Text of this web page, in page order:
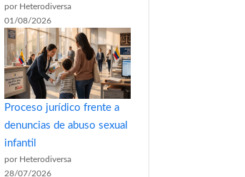
por Heterodiversa
01/08/2026
Proceso jurídico frente a
denuncias de abuso sexual
infantil
por Heterodiversa
28/07/2026